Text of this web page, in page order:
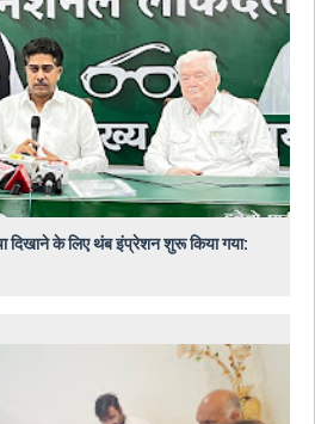
दिखाने के लिए थंब इंप्रेशन शुरू किया गया: